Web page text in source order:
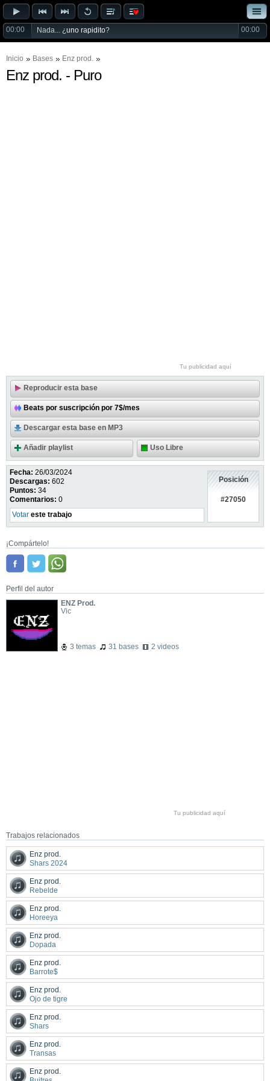
00:00 Nada... ¿uno rapidito? 00:00
Inicio Bases Enz prod.
Enz prod. - Puro
Tu publicidad aquí
Reproducir esta base
Beats por suscripción por 7$/mes
Descargar esta base en MP3
Añadir playlist Uso Libre
Fecha: 26/03/2024
Descargas: 602
Puntos: 34
Comentarios: 0
Votar este trabajo
Posición
#27050
¡Compártelo!
Perfil del autor
ENZ Prod.
Vic
3 temas 31 bases 2 videos
Tu publicidad aquí
Trabajos relacionados
Enz prod.
Shars 2024
Enz prod.
Rebelde
Enz prod.
Horeeya
Enz prod.
Dopada
Enz prod.
Barrote$
Enz prod.
Ojo de tigre
Enz prod.
Shars
Enz prod.
Transas
Enz prod.